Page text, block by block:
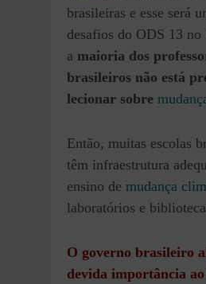
brasileiras e esse será
desafios do ODS 13
a maioria dos
brasileiros não está
lecionar sobre
Então, muitas escolas
têm infraestrutura
ensino de mudança
laboratórios e
O governo brasileiro
devida importância